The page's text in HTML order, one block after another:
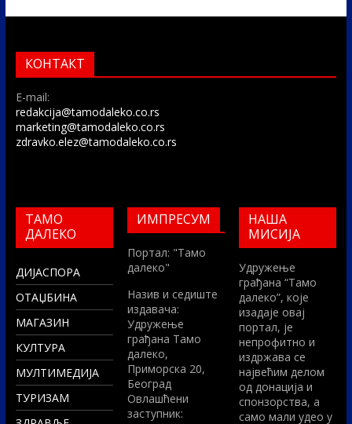
КОНТАКТ
E-mail:
redakcija@tamodaleko.co.rs
marketing@tamodaleko.co.rs
zdravko.elez@tamodaleko.co.rs
ТАМО
ДАЛЕКО
ДИЈАСПОРА
ОТАЏБИНА
МАГАЗИН
КУЛТУРА
МУЛТИМЕДИЈА
ТУРИЗАМ
ИМПРЕСУМ
Портал: "Тамо
далеко"
Назив и седиште
издавача:
Удружење
грађана Тамо
далеко,
Приморска 20,
Београд
Овлашћени
заступник:
НАША
МИСИЈА
Удружење
грађана “Тамо
далеко”, које
изадаје овај
портал, је
непрофитно и
издржава се
највећим делом
од донација и
спонзорства, а
само мали удео у